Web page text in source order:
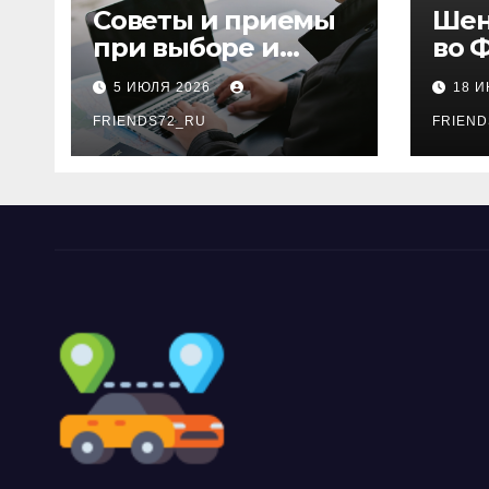
Советы и приемы
при выборе и
бронировании
авиабилетов
5 ИЮЛЯ 2026
FRIENDS72_RU
во
18